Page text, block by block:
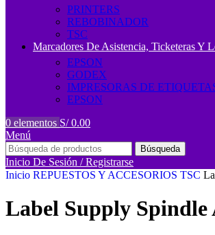
PRINTERS
REBOBINADOR
TSC
Marcadores De Asistencia, Ticketeras Y
EPSON
GODEX
IMPRESORAS DE
EPSON
0 elementos S/0.00
Menú
Búsqueda
Inicio De Sesión / Registrarse
Inicio REPUESTOS Y ACCESORIOS TSC
Label Supply Spindle